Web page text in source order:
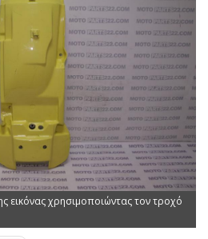
εικόνας χρησιμοποιώντας τον τροχό